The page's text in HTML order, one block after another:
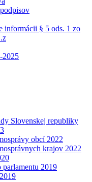
informácii § 5 ods. 1 zo
2025
Slovenskej republiky
obcí 2022
krajov 2022
2019